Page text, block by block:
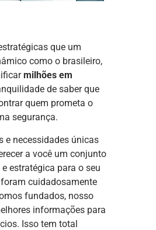
que um
como o brasileiro,
milhões em
de saber que
quem prometa o
segurança.
e necessidades únicas
a você um conjunto
estratégica para o seu
cuidadosamente
fundados, nosso
informações para
Isso tem total